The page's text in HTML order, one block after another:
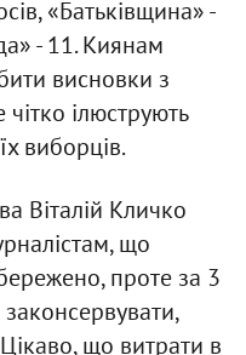
«Батьківщина» -
- 11. Киянам
висновки з
чітко ілюструють
виборців.
Віталій Кличко
що
проте за 3
що витрати в